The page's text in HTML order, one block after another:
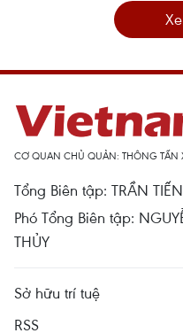
CƠ QUAN CHỦ QUẢN: THÔNG TẤN
Tổng Biên tập: TRẦN
Phó Tổng Biên tập:
THỦY
Sở hữu trí tuệ
RSS